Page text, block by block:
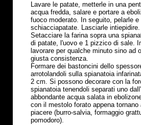
Lavare le patate, metterle in una
acqua fredda, salare e portare a
fuoco moderato. In seguito, pelarle e
schiacciapatate. Lasciarle intiepidire.
Setacciare la farina sopra una
di patate, l'uovo e 1 pizzico di sale.
lavorare per qualche minuto sino ad
giusta consistenza.
Formare dei bastoncini dello
arrotolandoli sulla spianatoia
2 cm. Si possono decorare con la
spianatoia tenendoli separati uno
abbondante acqua salata in
con il mestolo forato appena tornano
piacere (burro-salvia, formaggio
pomodoro).